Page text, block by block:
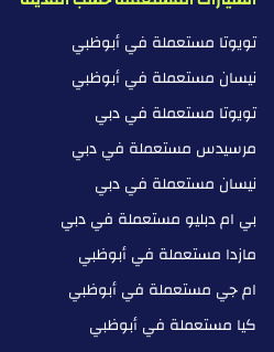
تويوتا مستعملة في أبوظبي
نيسان مستعملة في أبوظبي
تويوتا مستعملة في دبي
مرسيدس مستعملة في دبي
نيسان مستعملة في دبي
بي ام دبليو مستعملة في دبي
مازدا مستعملة في أبوظبي
ام جي مستعملة في أبوظبي
كيا مستعملة في أبوظبي